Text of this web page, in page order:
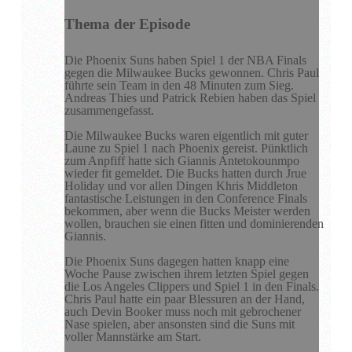
Thema der Episode
Die Phoenix Suns haben Spiel 1 der NBA Finals
gegen die Milwaukee Bucks gewonnen. Chris Paul
führte sein Team in den 48 Minuten zum Sieg.
Andreas Thies und Patrick Rebien haben das Spiel
zusammengefasst.
Die Milwaukee Bucks waren eigentlich mit guter
Laune zu Spiel 1 nach Phoenix gereist. Pünktlich
zum Anpfiff hatte sich Giannis Antetokounmpo
wieder fit gemeldet. Die Bucks hatten durch Jrue
Holiday und vor allen Dingen Khris Middleton
fantastische Leistungen in den Conference Finals
bekommen, aber wenn die Bucks Meister werden
wollen, brauchen sie einen fitten und dominierenden
Giannis.
Die Phoenix Suns dagegen hatten knapp eine
Woche Pause zwischen ihrem letzten Spiel gegen
die Los Angeles Clippers und Spiel 1 in den Finals.
Chris Paul hatte ein paar Blessuren an der Hand,
auch Devin Booker muss noch mit gebrochener
Nase spielen, aber ansonsten sind die Suns mit
voller Mannstärke am Start.